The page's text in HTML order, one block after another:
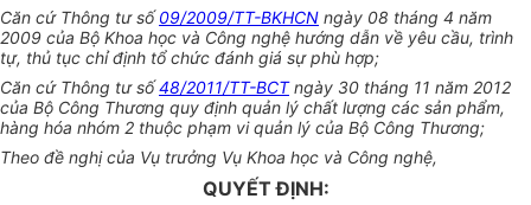
Căn cứ Thông tư số09/2009/TT-BKHCN ngày 08 tháng 4 năm
2009 của Bộ Khoa học và Công nghệ hướng dẫn về yêu cầu, trình
tự, thủ tục chỉ định tổ chức đánh giá sự phù hợp;
Căn cứ Thông tư số48/2011/TT-BCTngày 30 tháng 11 năm 2012
của Bộ Công Thương quy định quản lý chất lượng các sản phẩm,
hàng hóa nhóm 2 thuộc phạm vi quản lý của Bộ Công Thương;
Theo đề nghị của Vụ trưởng Vụ Khoa học và Công nghệ,
QUYẾT ĐỊNH: